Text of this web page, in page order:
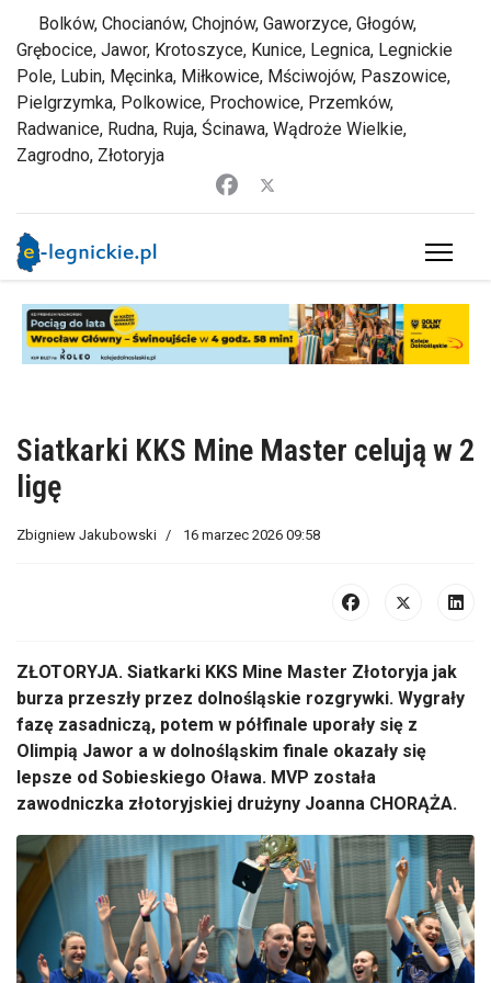
Bolków, Chocianów, Chojnów, Gaworzyce, Głogów,
Grębocice, Jawor, Krotoszyce, Kunice, Legnica, Legnickie
Pole, Lubin, Męcinka, Miłkowice, Mściwojów, Paszowice,
Pielgrzymka, Polkowice, Prochowice, Przemków,
Radwanice, Rudna, Ruja, Ścinawa, Wądroże Wielkie,
Zagrodno, Złotoryja
Siatkarki KKS Mine Master celują w 2
ligę
Zbigniew Jakubowski 16 marzec 2026 09:58
ZŁOTORYJA. Siatkarki KKS Mine Master Złotoryja jak
burza przeszły przez dolnośląskie rozgrywki. Wygrały
fazę zasadniczą, potem w półfinale uporały się z
Olimpią Jawor a w dolnośląskim finale okazały się
lepsze od Sobieskiego Oława. MVP została
zawodniczka złotoryjskiej drużyny Joanna CHORĄŻA.